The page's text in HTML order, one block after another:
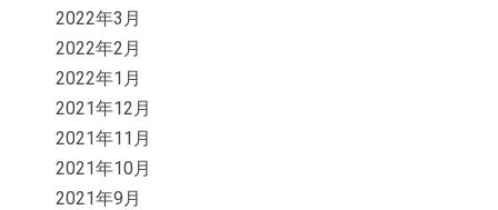
2022年3月
2022年2月
2022年1月
2021年12月
2021年11月
2021年10月
2021年9月